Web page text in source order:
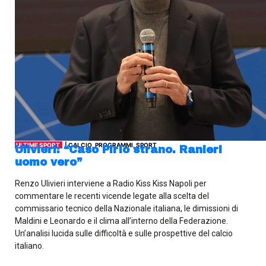
ULTIME SPORT | CALCIO, PROGRAMMI, SPORT
Ulivieri: “Caso Pirlo strano. Ranieri
uomo vero”
Renzo Ulivieri interviene a Radio Kiss Kiss Napoli per
commentare le recenti vicende legate alla scelta del
commissario tecnico della Nazionale italiana, le dimissioni di
Maldini e Leonardo e il clima all’interno della Federazione.
Un’analisi lucida sulle difficoltà e sulle prospettive del calcio
italiano.